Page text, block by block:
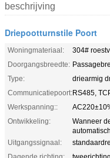
beschrijving
Driepootturnstile Poort
Woningmateriaal:
304#
Doorgangsbreedte:
Type:
driearmig
Communicatiepoort:RS485,
Werkspanning::
Ontwikkeling:
Wanneer
Uitgangssignaal: